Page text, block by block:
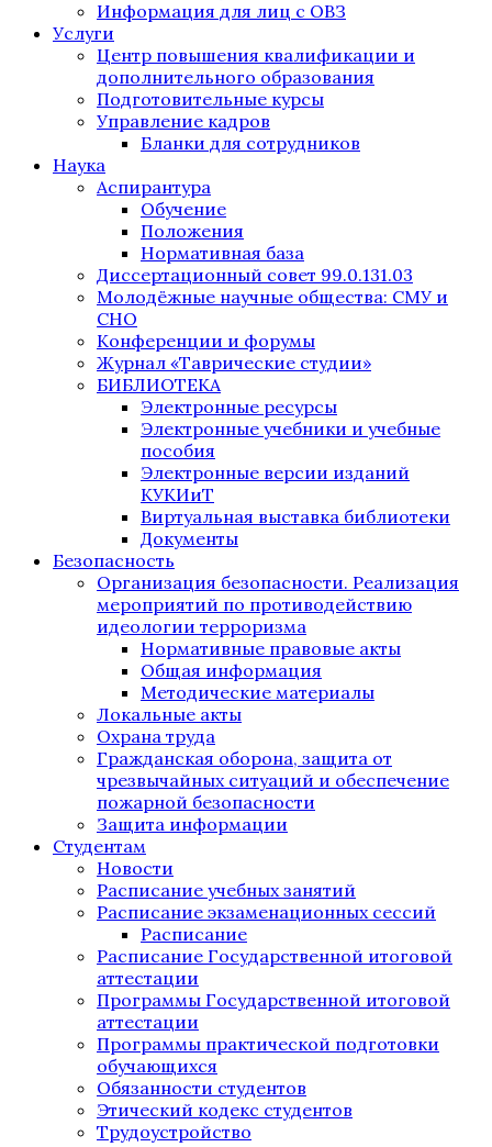
Информация для лиц с ОВЗ
Услуги
Центр повышения квалификации и
дополнительного образования
Подготовительные курсы
Управление кадров
Бланки для сотрудников
Наука
Аспирантура
Обучение
Положения
Нормативная база
Диссертационный совет 99.0.131.03
Молодёжные научные общества: СМУ и
СНО
Конференции и форумы
Журнал «Таврические студии»
БИБЛИОТЕКА
Электронные ресурсы
Электронные учебники и учебные
пособия
Электронные версии изданий
КУКИиТ
Виртуальная выставка библиотеки
Документы
Безопасность
Организация безопасности. Реализация
мероприятий по противодействию
идеологии терроризма
Нормативные правовые акты
Общая информация
Методические материалы
Локальные акты
Охрана труда
Гражданская оборона, защита от
чрезвычайных ситуаций и обеспечение
пожарной безопасности
Защита информации
Студентам
Новости
Расписание учебных занятий
Расписание экзаменационных сессий
Расписание
Расписание Государственной итоговой
аттестации
Программы Государственной итоговой
аттестации
Программы практической подготовки
обучающихся
Обязанности студентов
Этический кодекс студентов
Трудоустройство